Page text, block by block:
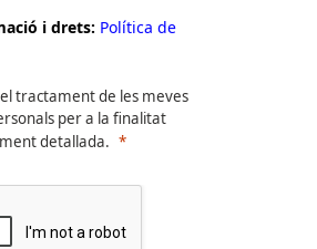
i drets: Política de
tractament de les meves
per a la finalitat
detallada.